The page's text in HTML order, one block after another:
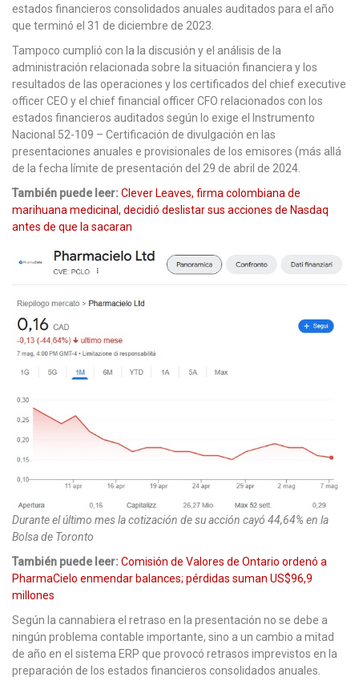
estados financieros consolidados anuales auditados para el año
que terminó el 31 de diciembre de 2023.
Tampoco cumplió con la la discusión y el análisis de la
administración relacionada sobre la situación financiera y los
resultados de las operaciones y los certificados del chief executive
officer CEO y el chief financial officer CFO relacionados con los
estados financieros auditados según lo exige el Instrumento
Nacional 52-109 – Certificación de divulgación en las
presentaciones anuales e provisionales de los emisores (más allá
de la fecha límite de presentación del 29 de abril de 2024.
También puede leer: Clever Leaves, firma colombiana de
marihuana medicinal, decidió deslistar sus acciones de Nasdaq
antes de que la sacaran
Durante el último mes la cotización de su acción cayó 44,64% en la
Bolsa de Toronto
También puede leer: Comisión de Valores de Ontario ordenó a
PharmaCielo enmendar balances; pérdidas suman US$96,9
millones
Según la cannabiera el retraso en la presentación no se debe a
ningún problema contable importante, sino a un cambio a mitad
de año en el sistema ERP que provocó retrasos imprevistos en la
preparación de los estados financieros consolidados anuales.